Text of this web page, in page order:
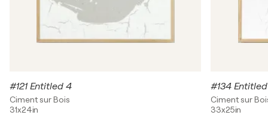
#121 Entitled 4
Ciment sur Bois
31x24in
#134 Entitled
Ciment sur
33x25in